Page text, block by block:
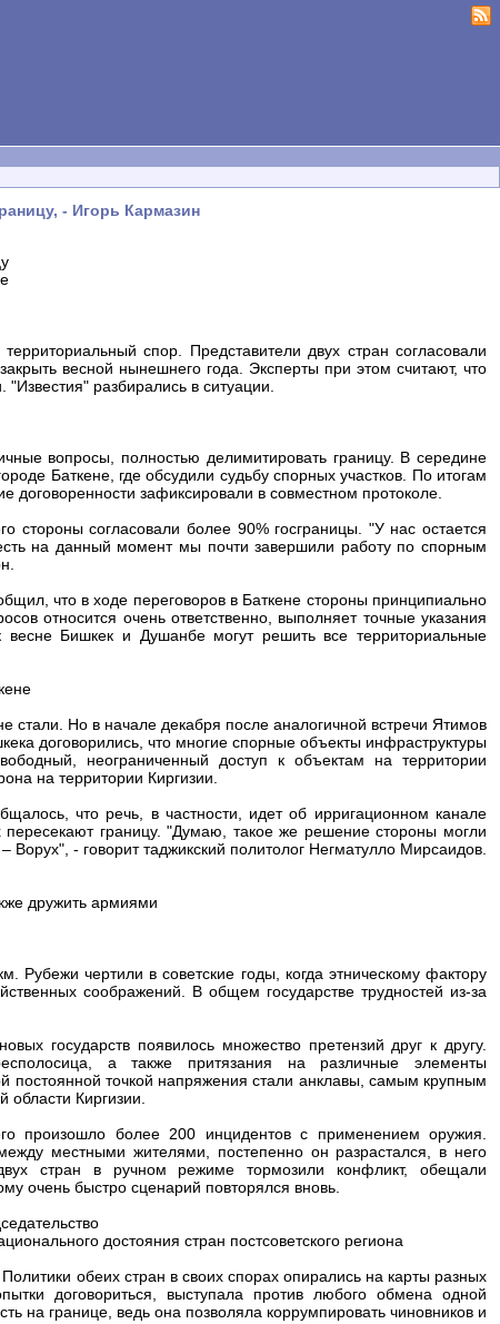
- Игорь Кармазин
спор. Представители двух стран согласовали
весной нынешнего года. Эксперты при этом считают, что
разбирались в ситуации.
вопросы, полностью делимитировать границу. В середине
Баткене, где обсудили судьбу спорных участков. По итогам
договоренности зафиксировали в совместном протоколе.
стороны согласовали более 90% госграницы. "У нас остается
на данный момент мы почти завершили работу по спорным
что в ходе переговоров в Баткене стороны принципиально
относится очень ответственно, выполняет точные указания
Бишкек и Душанбе могут решить все территориальные
стали. Но в начале декабря после аналогичной встречи Ятимов
договорились, что многие спорные объекты инфраструктуры
неограниченный доступ к объектам на территории
на территории Киргизии.
что речь, в частности, идет об ирригационном канале
границу. "Думаю, такое же решение стороны могли
- говорит таджикский политолог Негматулло Мирсаидов.
дружить армиями
Рубежи чертили в советские годы, когда этническому фактору
соображений. В общем государстве трудностей из-за
государств появилось множество претензий друг к другу.
а также притязания на различные элементы
точкой напряжения стали анклавы, самым крупным
области Киргизии.
произошло более 200 инцидентов с применением оружия.
местными жителями, постепенно он разрастался, в него
стран в ручном режиме тормозили конфликт, обещали
очень быстро сценарий повторялся вновь.
достояния стран постсоветского региона
обеих стран в своих спорах опирались на карты разных
договориться, выступала против любого обмена одной
на границе, ведь она позволяла коррумпировать чиновников и